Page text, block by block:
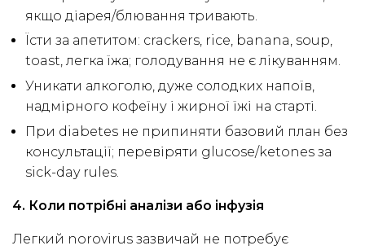
якщо діарея/блювання тривають.
Їсти за апетитом: crackers, rice, banana, soup,
toast, легка їжа; голодування не є лікуванням.
Уникати алкоголю, дуже солодких напоїв,
надмірного кофеїну і жирної їжі на старті.
При diabetes не припиняти базовий план без
консультації; перевіряти glucose/ketones за
sick-day rules.
4. Коли потрібні аналізи або інфузія
Легкий norovirus зазвичай не потребує